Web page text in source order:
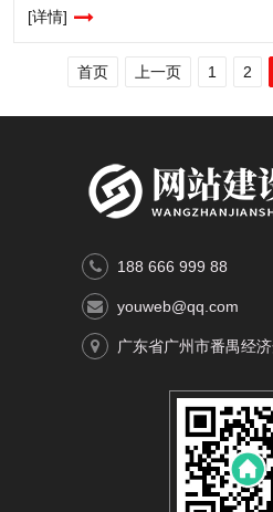
[详情]
首页 上一页 1 2
188 666 999 88
youweb@qq.com
广东省广州市番禺经